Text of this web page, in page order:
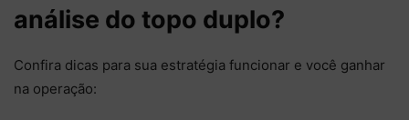
análise do topo duplo?
Confira dicas para sua estratégia funcionar e você ganhar
na operação: